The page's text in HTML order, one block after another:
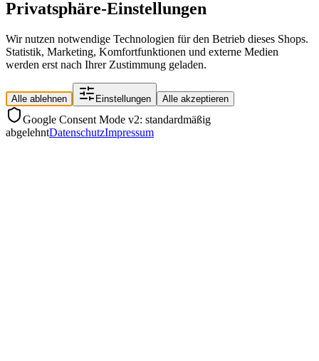
Privatsphäre-Einstellungen
Wir nutzen notwendige Technologien für den Betrieb dieses Shops.
Statistik, Marketing, Komfortfunktionen und externe Medien
werden erst nach Ihrer Zustimmung geladen.
Alle ablehnen Einstellungen Alle akzeptieren
Google Consent Mode v2: standardmäßig
abgelehntDatenschutzImpressum